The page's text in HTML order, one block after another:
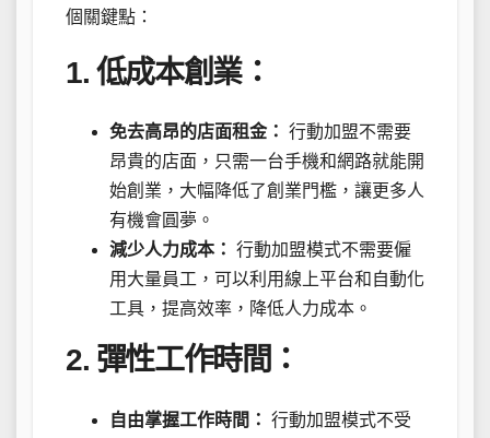
個關鍵點：
1. 低成本創業：
免去高昂的店面租金： 行動加盟不需要
昂貴的店面，只需一台手機和網路就能開
始創業，大幅降低了創業門檻，讓更多人
有機會圓夢。
減少人力成本： 行動加盟模式不需要僱
用大量員工，可以利用線上平台和自動化
工具，提高效率，降低人力成本。
2. 彈性工作時間：
自由掌握工作時間： 行動加盟模式不受